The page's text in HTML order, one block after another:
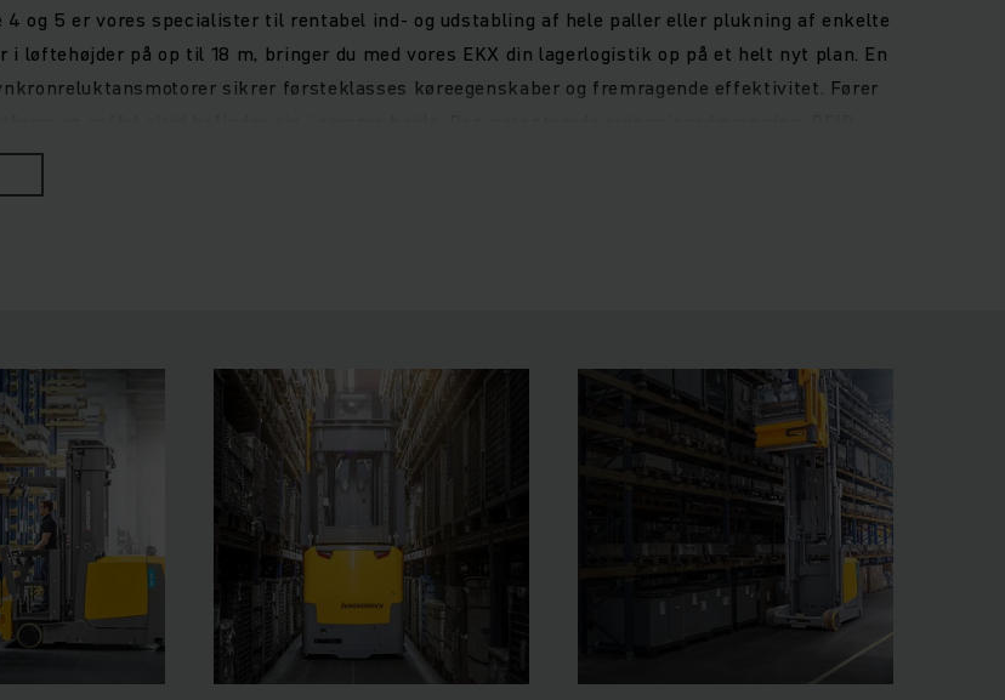
og 5 er vores specialister til rentabel ind- og udstabling af hele paller eller plukning af enkelte
løftehøjder på op til 18 m, bringer du med vores EKX din lagerlogistik op på et helt nyt plan. En
sikrer førsteklasses køreegenskaber og fremragende effektivitet. Fører
køreegenskaber og den største sikkerhed.Arbejd siddende eller stående: Den rummelige
store fralægningsområder samt alsidige udstyrsmuligheder til individuel tilpasning til